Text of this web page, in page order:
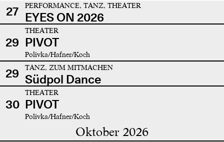
27 PERFORMANCE, TANZ, THEATER
EYES ON 2026
29
THEATER
PIVOT
Polivka/Hafner/Koch
29 TANZ, ZUM MITMACHEN
Südpol Dance
30
THEATER
PIVOT
Polivka/Hafner/Koch
Oktober 2026